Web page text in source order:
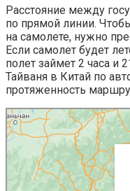
Расстояние между
по прямой линии.
на самолете, нужно
Если самолет будет
полет займет 2 часа и
Тайваня в Китай по
протяженность
Яндекс Карты
Тайвань — Яндекс Карты